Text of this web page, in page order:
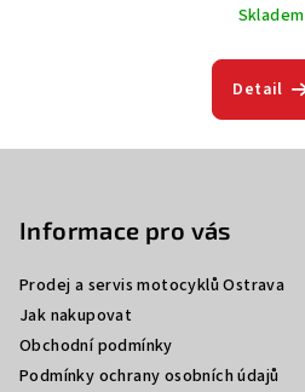
Skladem
Detail
Informace pro vás
Prodej a servis motocyklů Ostrava
Jak nakupovat
Obchodní podmínky
Podmínky ochrany osobních údajů